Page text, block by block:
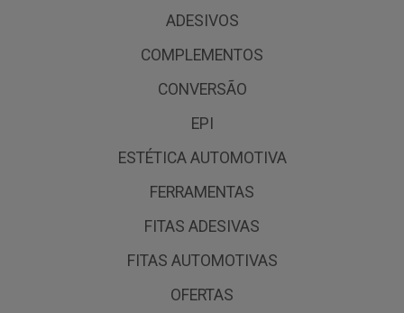
ADESIVOS
COMPLEMENTOS
CONVERSÃO
EPI
ESTÉTICA AUTOMOTIVA
FERRAMENTAS
FITAS ADESIVAS
FITAS AUTOMOTIVAS
OFERTAS